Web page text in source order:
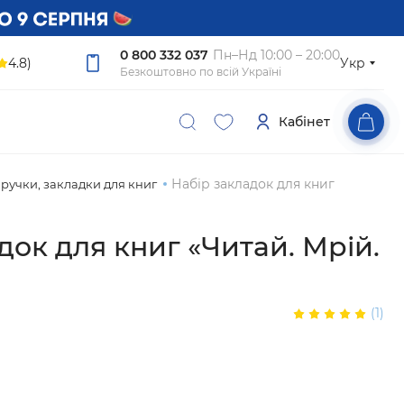
4.8) 0 800 332 037 Пн–Нд 10:00 – 20:00
Безкоштовно по всій Україні
Укр
Кабінет
ручки, закладки для книг
Набір закладок для книг
для книг «Читай. Мрій.
(1)